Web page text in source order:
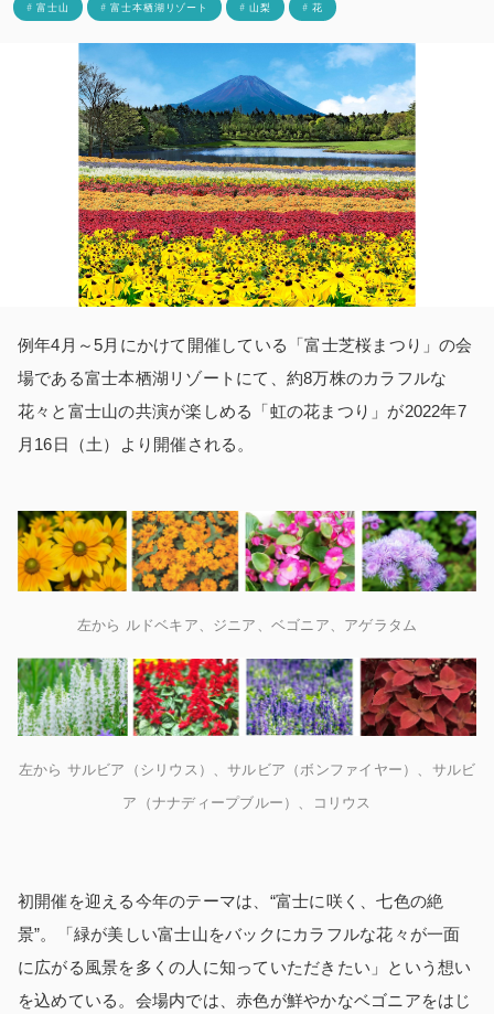
# 富士山 # 富士本栖湖リゾート # 山梨 # 花
例年4月～5月にかけて開催している「富士芝桜まつり」の会
場である富士本栖湖リゾートにて、約8万株のカラフルな
花々と富士山の共演が楽しめる「虹の花まつり」が2022年7
月16日（土）より開催される。
左から ルドベキア、ジニア、ベゴニア、アゲラタム
左から サルビア（シリウス）、サルビア（ボンファイヤー）、サルビ
ア（ナナディープブルー）、コリウス
初開催を迎える今年のテーマは、“富士に咲く、七色の絶
景”。「緑が美しい富士山をバックにカラフルな花々が一面
に広がる風景を多くの人に知っていただきたい」という想い
を込めている。会場内では、赤色が鮮やかなベゴニアをはじ